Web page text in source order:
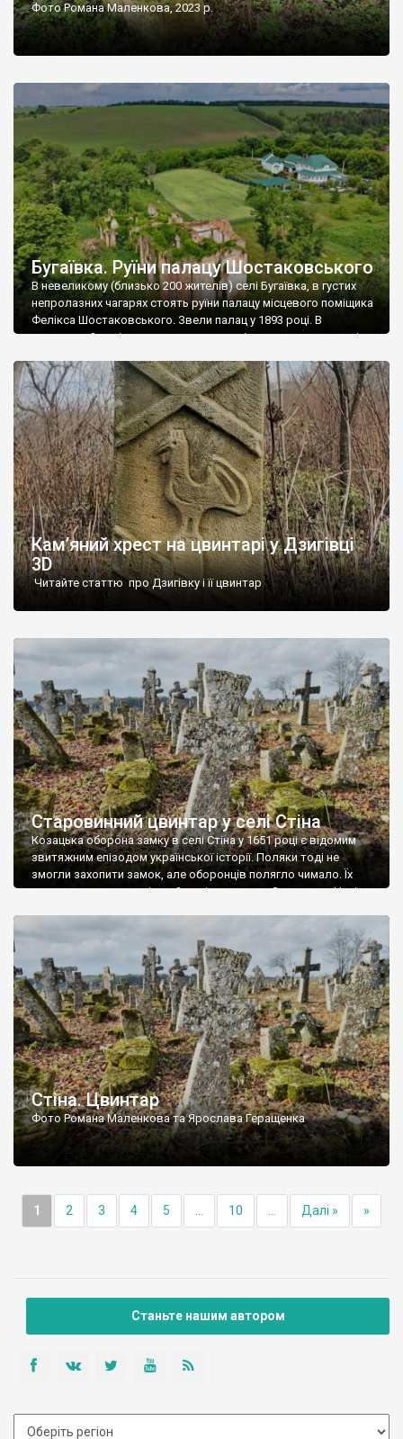
Фото Романа Маленкова, 2023 р.
Бугаївка. Руїни палацу Шостаковського
В невеликому (близько 200 жителів) селі Бугаївка, в густих
непролазних чагарях стоять руїни палацу місцевого поміщика
Фелікса Шостаковського. Звели палац у 1893 році. В
радянський період у ньому спочатку містилася школа, потім
століття тут розмістили туберкульозну лікарню. Коли із
палацу виїхала лікарня – ми точно не […]
Кам’яний хрест на цвинтарі у Дзигівці
3D
Читайте статтю про Дзигівку і її цвинтар
Старовинний цвинтар у селі Стіна
Козацька оборона замку в селі Стіна у 1651 році є відомим
звитяжним епізодом української історії. Поляки тоді не
змогли захопити замок, але оборонців полягло чимало. Їх
поховали на цвинтарі, який тоді називався Замковим. Нині на
ньому чимало хрестів 19 століття, є такі, де епітафії стер […]
Стіна. Цвинтар
Фото Романа Маленкова та Ярослава Геращенка
1 2 3 4 5 10 Далі » »
Станьте нашим автором